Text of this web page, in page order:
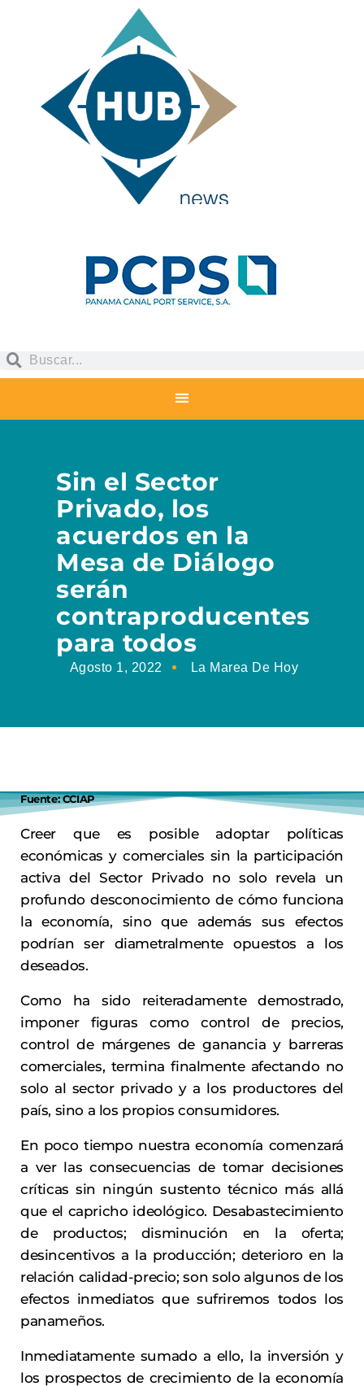
Sin el Sector
Privado, los
acuerdos en la
Mesa de Diálogo
serán
contraproducentes
para todos
Agosto 1, 2022 La Marea De Hoy
Fuente: CCIAP
Creer que es posible adoptar políticas
económicas y comerciales sin la participación
activa del Sector Privado no solo revela un
profundo desconocimiento de cómo funciona
la economía, sino que además sus efectos
podrían ser diametralmente opuestos a los
deseados.
Como ha sido reiteradamente demostrado,
imponer figuras como control de precios,
control de márgenes de ganancia y barreras
comerciales, termina finalmente afectando no
solo al sector privado y a los productores del
país, sino a los propios consumidores.
En poco tiempo nuestra economía comenzará
a ver las consecuencias de tomar decisiones
críticas sin ningún sustento técnico más allá
que el capricho ideológico. Desabastecimiento
de productos; disminución en la oferta;
desincentivos a la producción; deterioro en la
relación calidad-precio; son solo algunos de los
efectos inmediatos que sufriremos todos los
panameños.
Inmediatamente sumado a ello, la inversión y
los prospectos de crecimiento de la economía